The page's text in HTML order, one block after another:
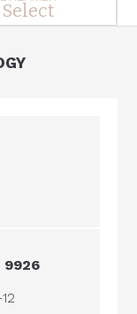
Select
9926